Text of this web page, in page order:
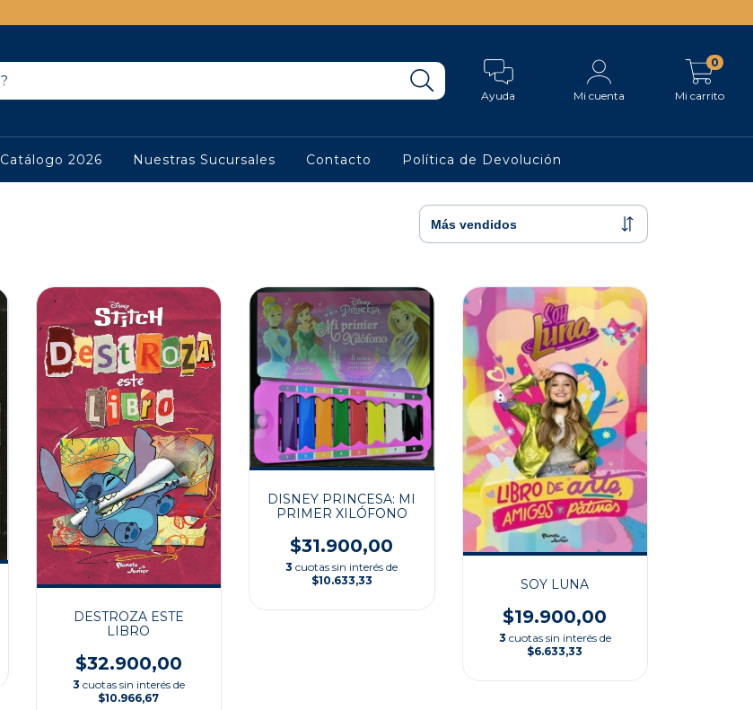
Ayuda Mi cuenta Mi carrito
0
Catálogo 2026 Nuestras Sucursales Contacto Política de Devolución
DESTROZA ESTE
LIBRO
$32.900,00
3 cuotas sin interés de
$10.966,67
DISNEY PRINCESA: MI
PRIMER XILÓFONO
$31.900,00
3 cuotas sin interés de
$10.633,33
SOY LUNA
$19.900,00
3 cuotas sin interés de
$6.633,33